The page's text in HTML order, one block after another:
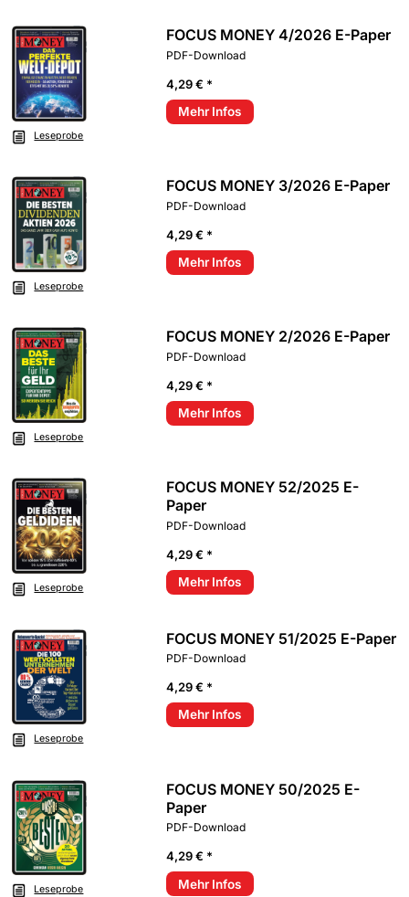
Leseprobe
FOCUS MONEY 4/2026 E-Paper
PDF-Download
4,29 € *
Mehr Infos
Leseprobe
FOCUS MONEY 3/2026 E-Paper
PDF-Download
4,29 € *
Mehr Infos
Leseprobe
FOCUS MONEY 2/2026 E-Paper
PDF-Download
4,29 € *
Mehr Infos
Leseprobe
FOCUS MONEY 52/2025 E-
Paper
PDF-Download
4,29 € *
Mehr Infos
Leseprobe
FOCUS MONEY 51/2025 E-Paper
PDF-Download
4,29 € *
Mehr Infos
Leseprobe
FOCUS MONEY 50/2025 E-
Paper
PDF-Download
4,29 € *
Mehr Infos